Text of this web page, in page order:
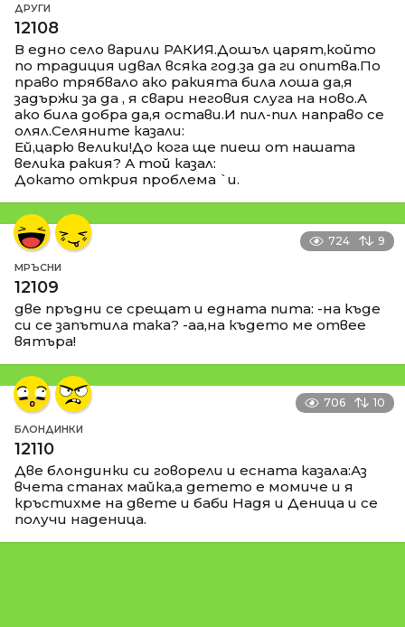
ДРУГИ
12108
В едно село варили РАКИЯ.Дошъл царят,който
по традиция идвал всяка год.за да ги опитва.По
право трябвало ако ракията била лоша да,я
задържи за да , я свари неговия слуга на ново.А
ако била добра да,я остави.И пил-пил направо се
олял.Селяните казали:
Ей,царю велики!До кога ще пиеш от нашата
велика ракия? А той казал:
Докато открия проблема `и.
724 9
МРЪСНИ
12109
две пръдни се срещат и едната пита: -на къде
си се запътила така? -аа,на където ме отвее
вятъра!
706 10
БЛОНДИНКИ
12110
Две блондинки си говорели и есната казала:Аз
вчета станах майка,а детето е момиче и я
кръстихме на двете и баби Надя и Деница и се
получи наденица.